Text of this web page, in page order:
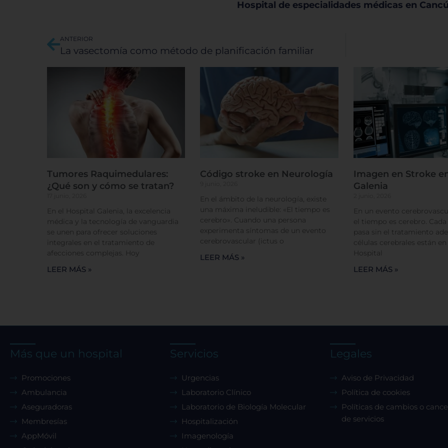
Hospital de especialidades médicas en
AntANTERIOR
La vasectomía como método de planificación familiar
Tumores Raquimedulares:
¿Qué son y cómo se tratan?
En el Hospital Galenia, la excelencia
médica y la tecnología de vanguardia
se unen para ofrecer soluciones
integrales en el tratamiento de
afecciones complejas. Hoy
LEER MÁS »
Código stroke en Neurología
En el ámbito de la neurología, existe
una máxima ineludible: «El tiempo es
cerebro». Cuando una persona
experimenta síntomas de un evento
cerebrovascular (ictus o
LEER MÁS »
Imagen en Stroke
Galenia
En un evento
el tiempo es cerebro.
pasa sin el tratamiento
células cerebrales están
Hospital
LEER MÁS »
Más que un hospital
Promociones
Ambulancia
Aseguradoras
Membresías
AppMóvil
Servicios
Urgencias
Laboratorio Clínico
Laboratorio de Biología Molecular
Hospitalización
Imagenología
Legales
Aviso de Privacidad
Política de cookies
Políticas de cambios o
de servicios
Cookies de rendimiento
Rechazar todas Confirmar mis